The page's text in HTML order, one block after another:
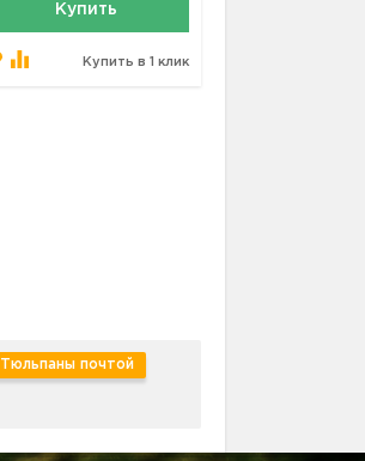
Купить
Купить в 1 клик
Тюльпаны почтой